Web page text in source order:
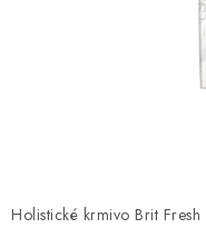
Holistické krmivo Brit